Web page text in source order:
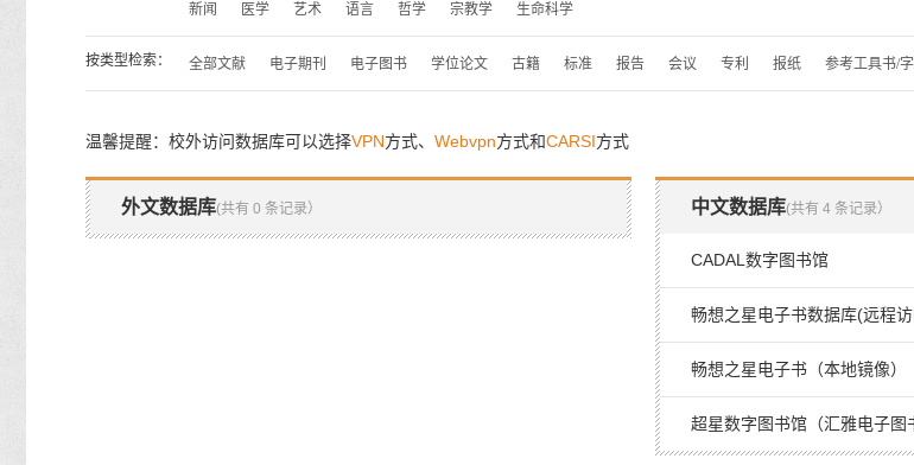
新闻
医学 艺术 语言 哲学 宗教学 生命科学
按类型检索： 全部文献 电子期刊 电子图书 学位论文 古籍 标准 报告 会议 专利 报纸 参考工具书/
温馨提醒：校外访问数据库可以选择VPN方式、 Webvpn方式和CARSI方式
外文数据库(共有 0 条记录） 中文数据库(共有 4 条记录）
CADAL数字图书馆
畅想之星电子书数据库(远程
畅想之星电子书（本地镜像）
超星数字图书馆（汇雅电子图